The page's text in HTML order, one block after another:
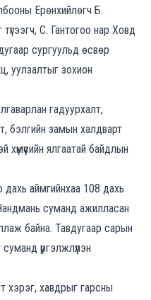
Ерөнхийлөгч Б.
С. Гантогоо нар Ховд
сургуульд өсвөр
уулзалтыг зохион
гадуурхалт,
бэлгийн замын халдварт
ялгаатай байдлын
аймгийнхаа 108 дахь
суманд ажилласан
байна. Тавдугаар сарын
үргэлжлүүлэн
хэрэг, хавдрыг гарсны